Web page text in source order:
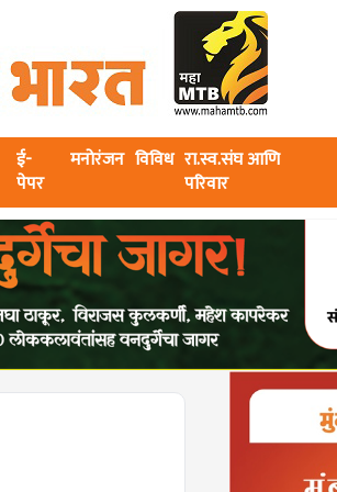
ई-
पेपर
मनोरंजन विविध रा.स्व.संघ आणि
परिवार